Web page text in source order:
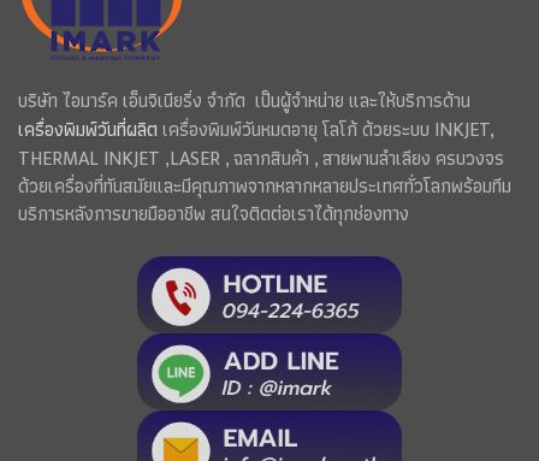
บริษัท ไอมาร์ค เอ็นจิเนียริ่ง จำกัด เป็นผู้จำหน่าย และให้บริการด้าน
เครื่องพิมพ์วันที่ผลิตเครื่องพิมพ์วันหมดอายุ โลโก้ ด้วยระบบ INKJET,
THERMAL INKJET ,LASER , ฉลากสินค้า , สายพานลำเลียง ครบวงจร
ด้วยเครื่องที่ทันสมัยและมีคุณภาพจากหลากหลายประเทศทั่วโลกพร้อมทีม
บริการหลังการขายมืออาชีพ สนใจติดต่อเราได้ทุกช่องทาง